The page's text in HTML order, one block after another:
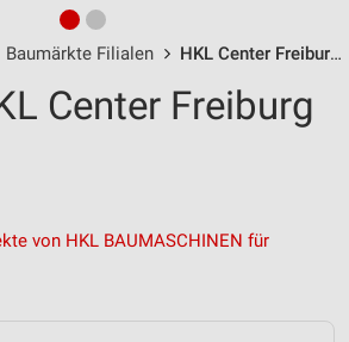
Baumärkte Filialen HKL Center Freiburg / Blankreutestraße 18 - Öffnungszeiten & Adresse
Center Freiburg
von HKL BAUMASCHINEN für